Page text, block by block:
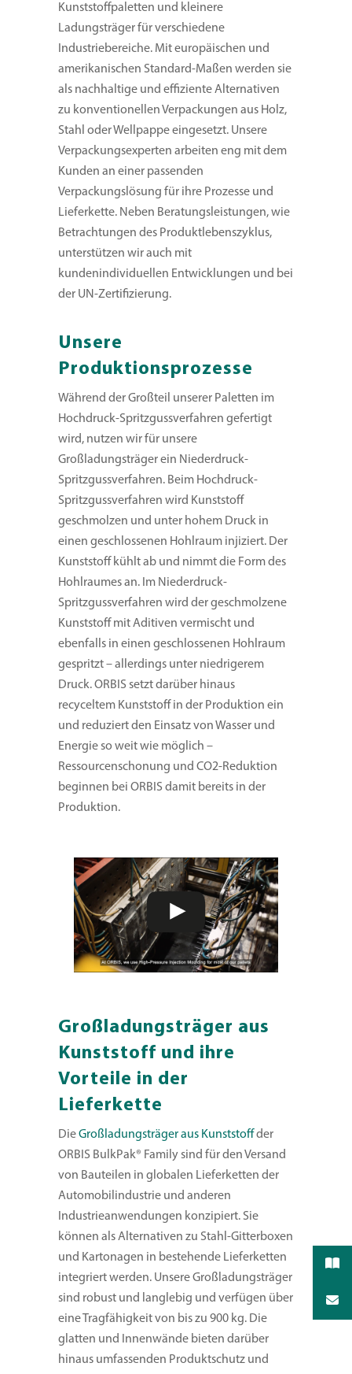
Kunststoffpaletten und kleinere
Ladungsträger für verschiedene
Industriebereiche. Mit europäischen und
amerikanischen Standard-Maßen werden sie
als nachhaltige und effiziente Alternativen
zu konventionellen Verpackungen aus Holz,
Stahl oder Wellpappe eingesetzt. Unsere
Verpackungsexperten arbeiten eng mit dem
Kunden an einer passenden
Verpackungslösung für ihre Prozesse und
Lieferkette. Neben Beratungsleistungen, wie
Betrachtungen des Produktlebenszyklus,
unterstützen wir auch mit
kundenindividuellen Entwicklungen und bei
der UN-Zertifizierung.
Unsere
Produktionsprozesse
Während der Großteil unserer Paletten im
Hochdruck-Spritzgussverfahren gefertigt
wird, nutzen wir für unsere
Großladungsträger ein Niederdruck-
Spritzgussverfahren. Beim Hochdruck-
Spritzgussverfahren wird Kunststoff
geschmolzen und unter hohem Druck in
einen geschlossenen Hohlraum injiziert. Der
Kunststoff kühlt ab und nimmt die Form des
Hohlraumes an. Im Niederdruck-
Spritzgussverfahren wird der geschmolzene
Kunststoff mit Aditiven vermischt und
ebenfalls in einen geschlossenen Hohlraum
gespritzt – allerdings unter niedrigerem
Druck. ORBIS setzt darüber hinaus
recyceltem Kunststoff in der Produktion ein
und reduziert den Einsatz von Wasser und
Energie so weit wie möglich –
Ressourcenschonung und CO2-Reduktion
beginnen bei ORBIS damit bereits in der
Produktion.
Großladungsträger aus
Kunststoff und ihre
Vorteile in der
Lieferkette
DieGroßladungsträger aus Kunststoffder
ORBIS BulkPak® Family sind für den Versand
von Bauteilen in globalen Lieferketten der
Automobilindustrie und anderen
Industrieanwendungen konzipiert. Sie
können als Alternativen zu Stahl-Gitterboxen
und Kartonagen in bestehende Lieferketten
integriert werden. Unsere Großladungsträger
sind robust und langlebig und verfügen über
eine Tragfähigkeit von bis zu 900 kg. Die
glatten und Innenwände bieten darüber
hinaus umfassenden Produktschutz und